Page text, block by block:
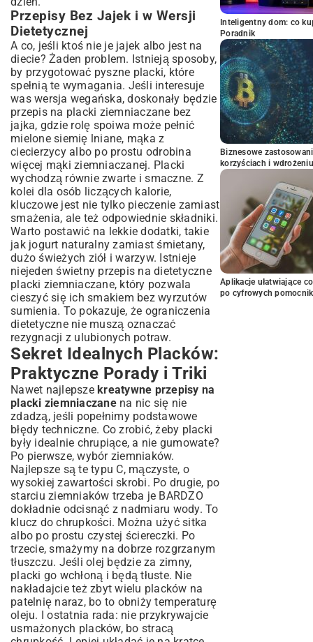
Przepisy Bez Jajek i w Wersji
Dietetycznej
A co, jeśli ktoś nie je jajek albo jest na
diecie? Żaden problem. Istnieją sposoby,
by przygotować pyszne placki, które
spełnią te wymagania. Jeśli interesuje
was wersja wegańska, doskonały będzie
przepis na placki ziemniaczane bez
jajka, gdzie rolę spoiwa może pełnić
mielone siemię lniane, mąka z
ciecierzycy albo po prostu odrobina
więcej mąki ziemniaczanej. Placki
wychodzą równie zwarte i smaczne. Z
kolei dla osób liczących kalorie,
kluczowe jest nie tylko pieczenie zamiast
smażenia, ale też odpowiednie składniki.
Warto postawić na lekkie dodatki, takie
jak jogurt naturalny zamiast śmietany,
dużo świeżych ziół i warzyw. Istnieje
niejeden świetny przepis na dietetyczne
placki ziemniaczane, który pozwala
cieszyć się ich smakiem bez wyrzutów
sumienia. To pokazuje, że ograniczenia
dietetyczne nie muszą oznaczać
rezygnacji z ulubionych potraw.
Sekret Idealnych Placków:
Praktyczne Porady i Triki
Nawet najlepsze kreatywne przepisy na
placki ziemniaczanena nic się nie
zdadzą, jeśli popełnimy podstawowe
błędy techniczne. Co zrobić, żeby placki
były idealnie chrupiące, a nie gumowate?
Po pierwsze, wybór ziemniaków.
Najlepsze są te typu C, mączyste, o
wysokiej zawartości skrobi. Po drugie, po
starciu ziemniaków trzeba je BARDZO
dokładnie odcisnąć z nadmiaru wody. To
klucz do chrupkości. Można użyć sitka
albo po prostu czystej ściereczki. Po
trzecie, smażymy na dobrze rozgrzanym
tłuszczu. Jeśli olej będzie za zimny,
placki go wchłoną i będą tłuste. Nie
nakładajcie też zbyt wielu placków na
patelnię naraz, bo to obniży temperaturę
oleju. I ostatnia rada: nie przykrywajcie
usmażonych placków, bo stracą
Inteligentny dom: co
Poradnik
Biznesowe
korzyściach i wdrożeniu
Aplikacje ułatwiające
po cyfrowych